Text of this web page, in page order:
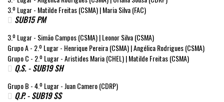
3.º Lugar - Matilde Freitas (CSMA) | Maria Silva (FAC)
SUB15 PM
3.º Lugar - Simão Campos (CSMA) | Leonor Silva (CSMA)
Grupo A - 2.º Lugar - Henrique Pereira (CSMA) | Angélica Rodrigues (CSMA)
Grupo C - 2.º Lugar - Aristides Maria (CHEL) | Matilde Freitas (CSMA)
Q.S. - SUB19 SH
Grupo B - 4.º Lugar - Juan Camero (CDRP)
Q.P. - SUB19 SS